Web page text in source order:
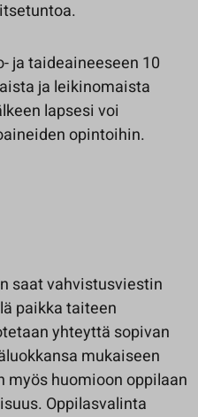
ja taideaineeseen 10
ja leikinomaista
lapsesi voi
opintoihin.
saat vahvistusviestin
paikka taiteen
yhteyttä sopivan
mukaiseen
myös huomioon oppilaan
Oppilasvalinta